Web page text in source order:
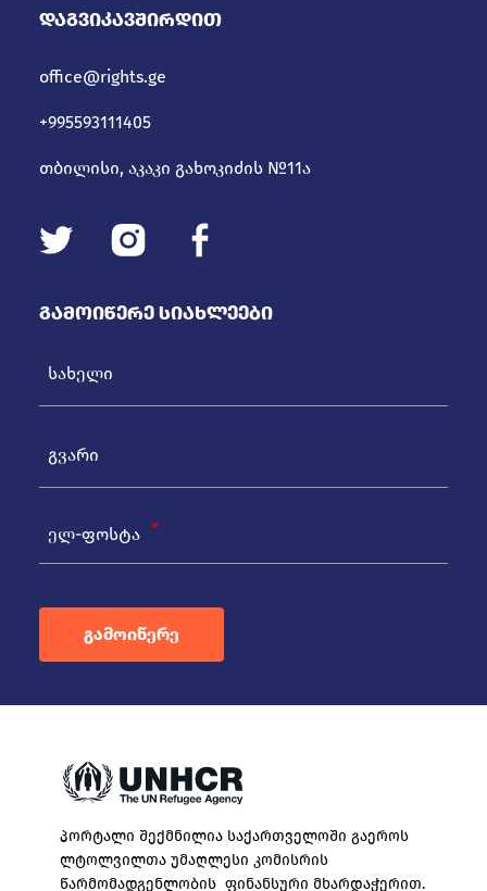
Დაგვიკავშირდით
office@rights.ge
+995593111405
თბილისი, აკაკი გახოკიძის №11ა
Გამოიწერე Სიახლეები
ელ-ფოსტა
გამოიწერე
პორტალი შექმნილია საქართველოში გაეროს
ლტოლვილთა უმაღლესი კომისრის
წარმომადგენლობის ფინანსური მხარდაჭერით.